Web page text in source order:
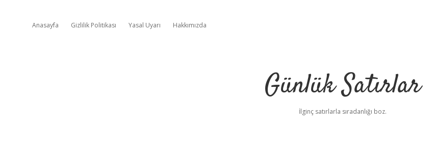
Anasayfa Gizlilik Politikası Yasal Uyarı Hakkımızda
Günlük Satırlar
İlginç satırlarla sıradanlığı boz.